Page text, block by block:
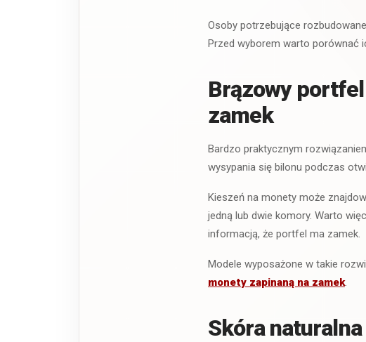
Osoby potrzebujące
Przed wyborem warto porównać
Brązowy
zamek
Bardzo praktycznym
wysypania się bilonu podczas
Kieszeń na monety może
jedną lub dwie komory. Warto
informacją, że portfel ma zamek.
Modele wyposażone w takie
monety zapinaną na zamek.
Skóra